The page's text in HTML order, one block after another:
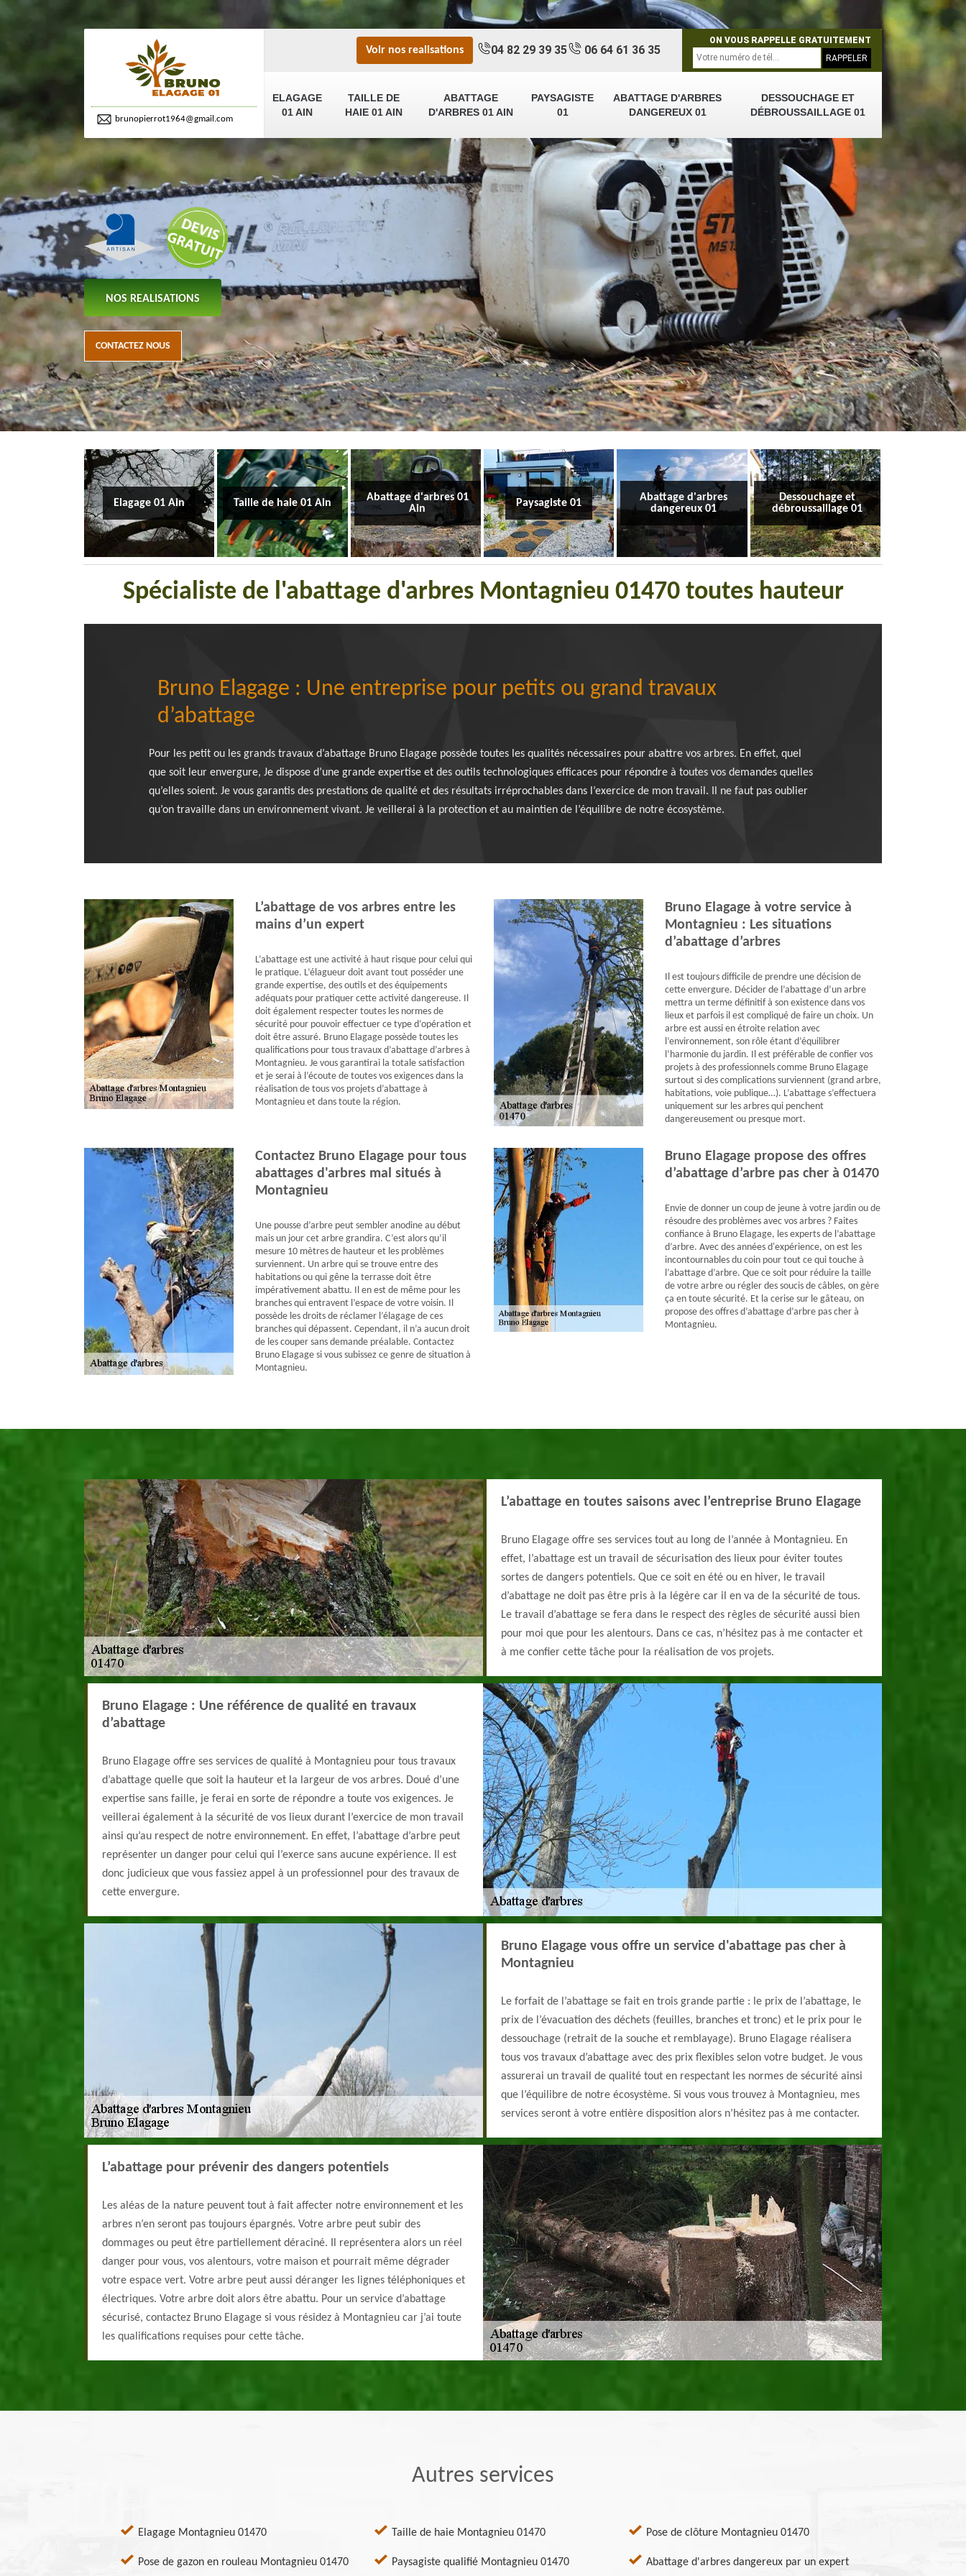
brunopierrot1964@gmail.com
ELAGAGE
01 AIN
TAILLE DE
HAIE 01 AIN
ABATTAGE
D'ARBRES 01 AIN
PAYSAGISTE
01
ABATTAGE D'ARBRES
DANGEREUX 01
DESSOUCHAGE ET
DÉBROUSSAILLAGE 01
Voir nos realisations 04 82 29 39 35 06 64 61 36 35
ON VOUS RAPPELLE GRATUITEMENT
NOS REALISATIONS
CONTACTEZ NOUS
Elagage 01 Ain Taille de haie 01 Ain
Abattage d'arbres 01
Ain
Paysagiste 01
Abattage d'arbres
dangereux 01
Dessouchage et
débroussaillage 01
Spécialiste de l'abattage d'arbres Montagnieu 01470 toutes hauteur
Bruno Elagage : Une entreprise pour petits ou grand travaux
d’abattage
Pour les petit ou les grands travaux d’abattage Bruno Elagage possède toutes les qualités nécessaires pour abattre vos arbres. En effet, quel
que soit leur envergure, Je dispose d’une grande expertise et des outils technologiques efficaces pour répondre à toutes vos demandes quelles
qu’elles soient. Je vous garantis des prestations de qualité et des résultats irréprochables dans l’exercice de mon travail. Il ne faut pas oublier
qu’on travaille dans un environnement vivant. Je veillerai à la protection et au maintien de l’équilibre de notre écosystème.
L’abattage de vos arbres entre les
mains d’un expert
L’abattage est une activité à haut risque pour celui qui
le pratique. L’élagueur doit avant tout posséder une
grande expertise, des outils et des équipements
adéquats pour pratiquer cette activité dangereuse. Il
doit également respecter toutes les normes de
sécurité pour pouvoir effectuer ce type d’opération et
doit être assuré. Bruno Elagage possède toutes les
qualifications pour tous travaux d’abattage d’arbres à
Montagnieu. Je vous garantirai la totale satisfaction
et je serai à l’écoute de toutes vos exigences dans la
réalisation de tous vos projets d’abattage à
Montagnieu et dans toute la région.
Bruno Elagage à votre service à
Montagnieu : Les situations
d’abattage d’arbres
Il est toujours difficile de prendre une décision de
cette envergure. Décider de l’abattage d’un arbre
mettra un terme définitif à son existence dans vos
lieux et parfois il est compliqué de faire un choix. Un
arbre est aussi en étroite relation avec
l’environnement, son rôle étant d’équilibrer
l’harmonie du jardin. Il est préférable de confier vos
projets à des professionnels comme Bruno Elagage
surtout si des complications surviennent (grand arbre,
habitations, voie publique…). L’abattage s’effectuera
uniquement sur les arbres qui penchent
dangereusement ou presque mort.
Contactez Bruno Elagage pour tous
abattages d'arbres mal situés à
Montagnieu
Une pousse d’arbre peut sembler anodine au début
mais un jour cet arbre grandira. C’est alors qu’il
mesure 10 mètres de hauteur et les problèmes
surviennent. Un arbre qui se trouve entre des
habitations ou qui gêne la terrasse doit être
impérativement abattu. Il en est de même pour les
branches qui entravent l’espace de votre voisin. Il
possède les droits de réclamer l’élagage de ces
branches qui dépassent. Cependant, il n’a aucun droit
de les couper sans demande préalable. Contactez
Bruno Elagage si vous subissez ce genre de situation à
Montagnieu.
Bruno Elagage propose des offres
d’abattage d’arbre pas cher à 01470
Envie de donner un coup de jeune à votre jardin ou de
résoudre des problèmes avec vos arbres ? Faites
confiance à Bruno Elagage, les experts de l’abattage
d’arbre. Avec des années d'expérience, on est les
incontournables du coin pour tout ce qui touche à
l’abattage d’arbre. Que ce soit pour réduire la taille
de votre arbre ou régler des soucis de câbles, on gère
ça en toute sécurité. Et la cerise sur le gâteau, on
propose des offres d’abattage d’arbre pas cher à
Montagnieu.
L’abattage en toutes saisons avec l’entreprise Bruno Elagage
Bruno Elagage offre ses services tout au long de l’année à Montagnieu. En
effet, l’abattage est un travail de sécurisation des lieux pour éviter toutes
sortes de dangers potentiels. Que ce soit en été ou en hiver, le travail
d’abattage ne doit pas être pris à la légère car il en va de la sécurité de tous.
Le travail d’abattage se fera dans le respect des règles de sécurité aussi bien
pour moi que pour les alentours. Dans ce cas, n’hésitez pas à me contacter et
à me confier cette tâche pour la réalisation de vos projets.
Bruno Elagage : Une référence de qualité en travaux
d’abattage
Bruno Elagage offre ses services de qualité à Montagnieu pour tous travaux
d’abattage quelle que soit la hauteur et la largeur de vos arbres. Doué d’une
expertise sans faille, je ferai en sorte de répondre a toute vos exigences. Je
veillerai également à la sécurité de vos lieux durant l’exercice de mon travail
ainsi qu’au respect de notre environnement. En effet, l’abattage d’arbre peut
représenter un danger pour celui qui l’exerce sans aucune expérience. Il est
donc judicieux que vous fassiez appel à un professionnel pour des travaux de
cette envergure.
Bruno Elagage vous offre un service d'abattage pas cher à
Montagnieu
Le forfait de l’abattage se fait en trois grande partie : le prix de l’abattage, le
prix de l’évacuation des déchets (feuilles, branches et tronc) et le prix pour le
dessouchage (retrait de la souche et remblayage). Bruno Elagage réalisera
tous vos travaux d’abattage avec des prix flexibles selon votre budget. Je vous
assurerai un travail de qualité tout en respectant les normes de sécurité ainsi
que l’équilibre de notre écosystème. Si vous vous trouvez à Montagnieu, mes
services seront à votre entière disposition alors n’hésitez pas à me contacter.
L’abattage pour prévenir des dangers potentiels
Les aléas de la nature peuvent tout à fait affecter notre environnement et les
arbres n’en seront pas toujours épargnés. Votre arbre peut subir des
dommages ou peut être partiellement déraciné. Il représentera alors un réel
danger pour vous, vos alentours, votre maison et pourrait même dégrader
votre espace vert. Votre arbre peut aussi déranger les lignes téléphoniques et
électriques. Votre arbre doit alors être abattu. Pour un service d’abattage
sécurisé, contactez Bruno Elagage si vous résidez à Montagnieu car j’ai toute
les qualifications requises pour cette tâche.
Autres services
Elagage Montagnieu 01470 Taille de haie Montagnieu 01470 Pose de clôture Montagnieu 01470
Pose de gazon en rouleau Montagnieu 01470 Paysagiste qualifié Montagnieu 01470
Abattage d'arbres dangereux par un expert